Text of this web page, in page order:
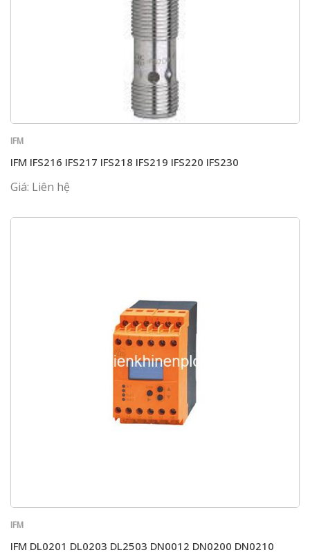
IFM
IFM IFS216 IFS217 IFS218 IFS219 IFS220 IFS230
Giá: Liên hệ
IFM
IFM DL0201 DL0203 DL2503 DN0012 DN0200 DN0210